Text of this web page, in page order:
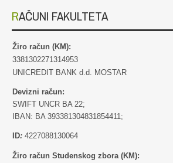
RAČUNI FAKULTETA
Žiro račun (KM):
3381302271314953
UNICREDIT BANK d.d. MOSTAR
Devizni račun:
SWIFT UNCR BA 22;
IBAN: BA 393381304831854411;
ID: 4227088130064
Žiro račun Studenskog zbora (KM):